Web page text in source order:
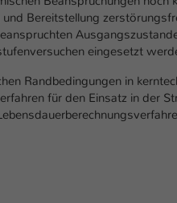
Bereitstellung
eingesetzt
Randbedingungen in
für den Einsatz in der
cookie_optin
1 Jahr
Cookie-Informationen anzeigen
verwendet um das
nachzuverfolgen. Die